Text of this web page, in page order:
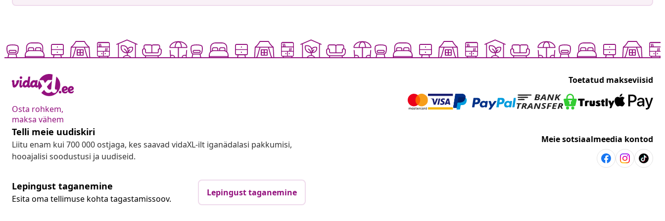
Osta rohkem,
maksa vähem
Toetatud makseviisid
Telli meie uudiskiri
Liitu enam kui 700 000 ostjaga, kes saavad vidaXL-ilt iganädalasi pakkumisi,
hooajalisi soodustusi ja uudiseid.
Meie sotsiaalmeedia kontod
Lepingust taganemine
Esita oma tellimuse kohta tagastamissoov.
Lepingust taganemine